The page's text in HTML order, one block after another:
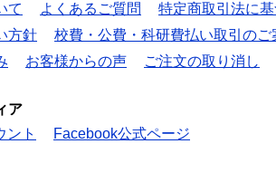
て
よくあるご質問
特定商取引法に
方針
校費・公費・科研費払い取引のご
お客様からの声 ご注文の取り消し
ア
ント
Facebook公式ページ